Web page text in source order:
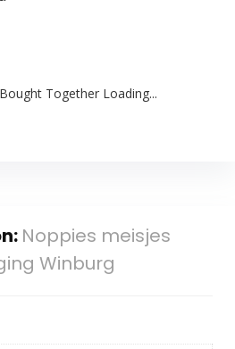
Together Loading...
Noppies meisjes
Winburg